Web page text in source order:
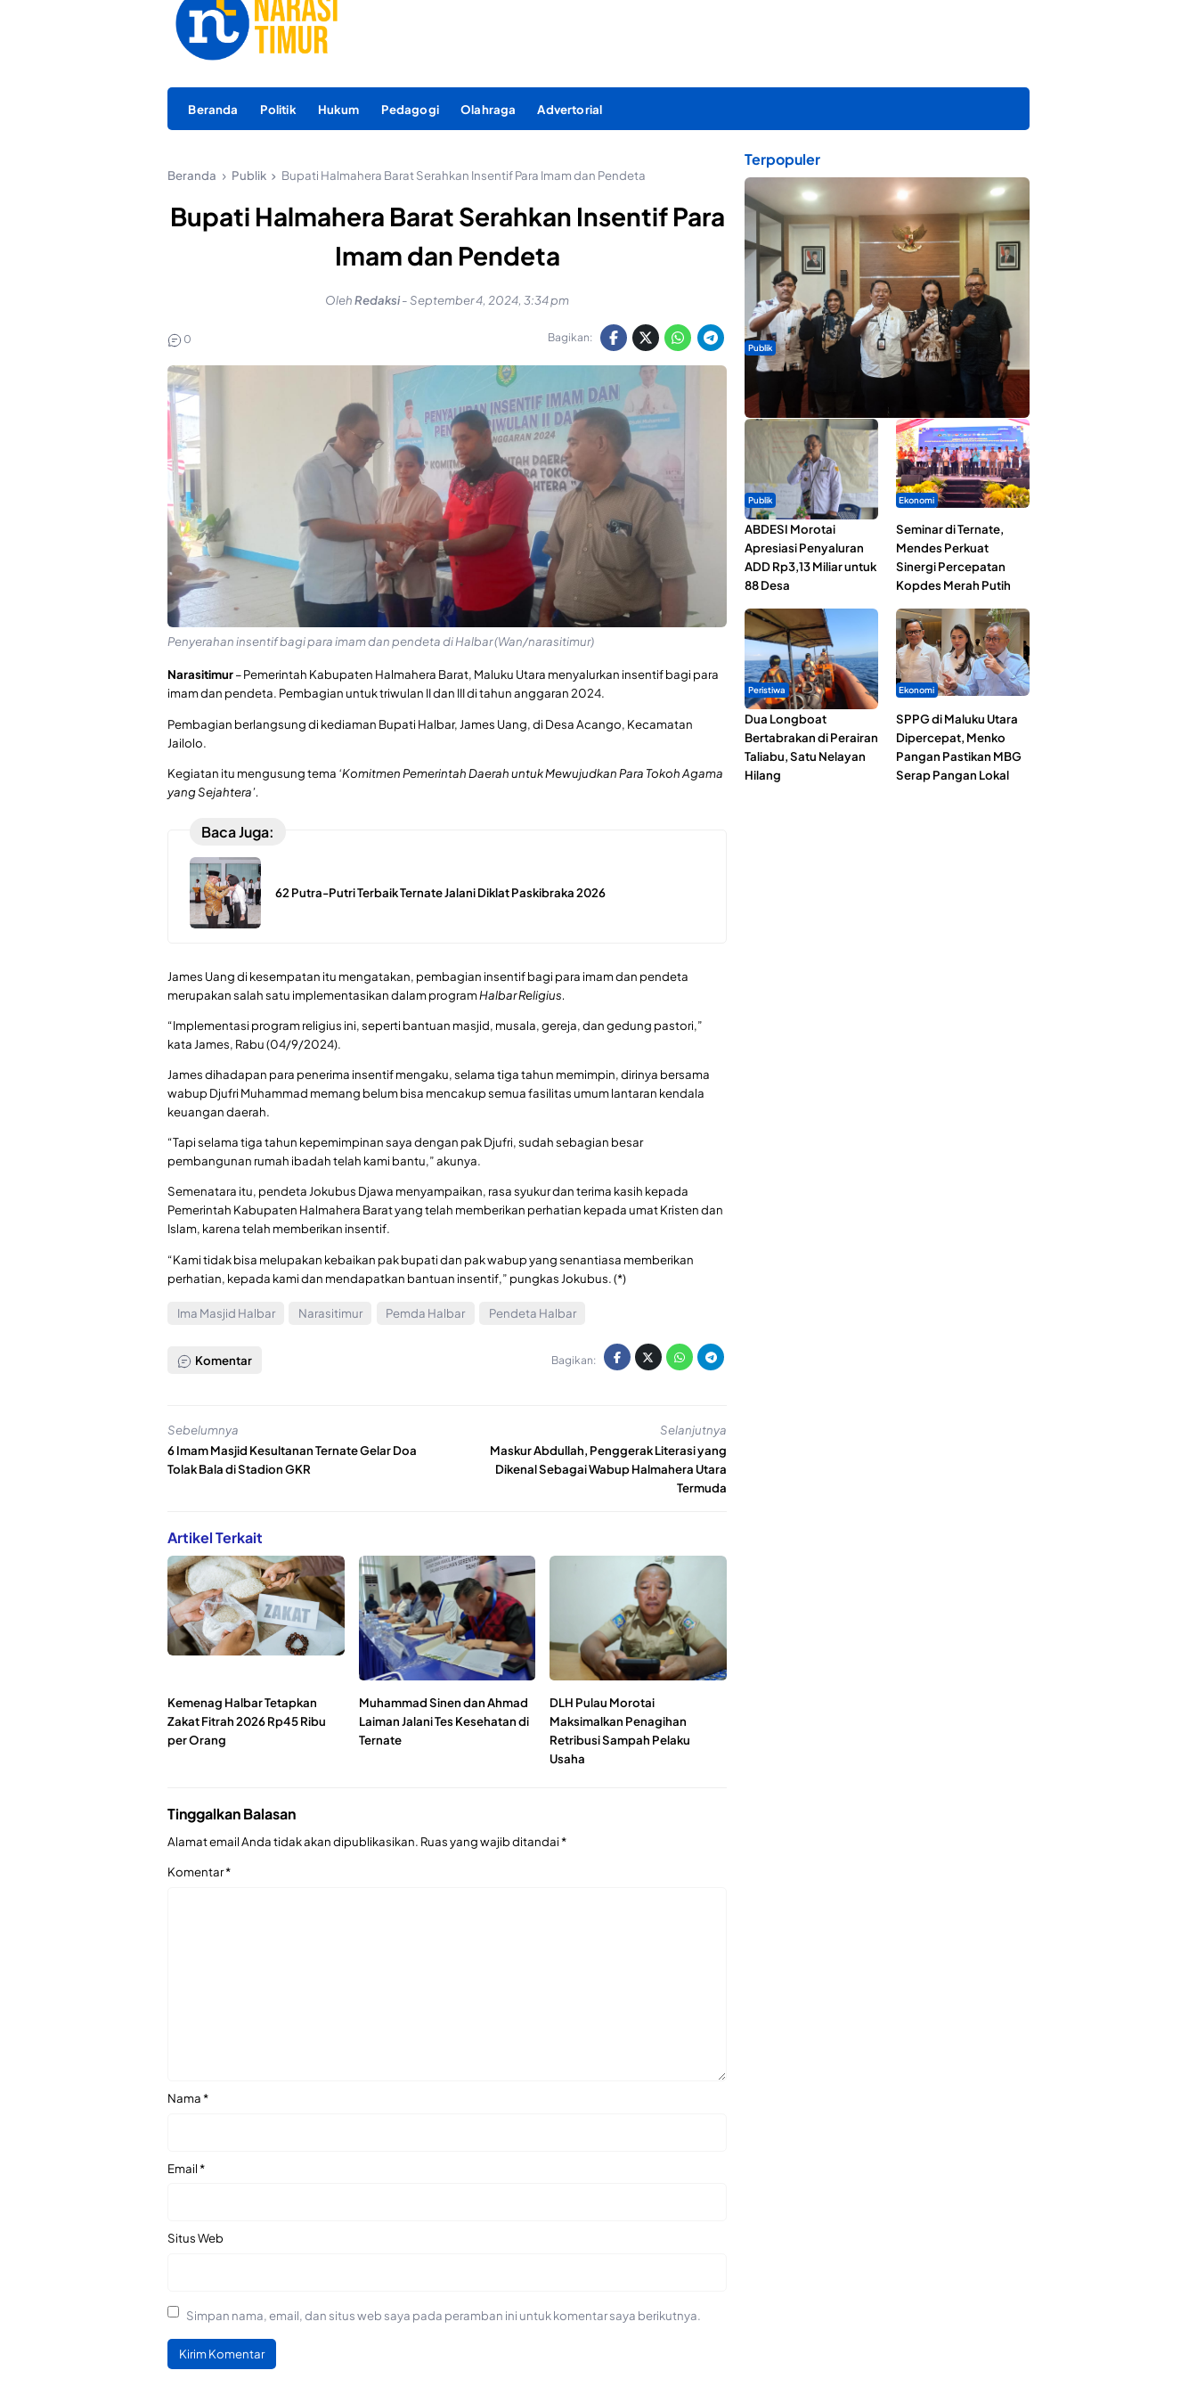
Beranda Politik Hukum Pedagogi Olahraga Advertorial
Beranda Publik Bupati Halmahera Barat Serahkan Insentif Para Imam dan Pendeta
Bupati Halmahera Barat Serahkan Insentif Para
Imam dan Pendeta
OlehRedaksi-September 4, 2024, 3:34 pm
0 Bagikan:
Penyerahan insentif bagi para imam dan pendeta di Halbar (Wan/narasitimur)
Narasitimur– Pemerintah Kabupaten Halmahera Barat, Maluku Utara menyalurkan insentif bagi para
imam dan pendeta. Pembagian untuk triwulan II dan III di tahun anggaran 2024.
Pembagian berlangsung di kediaman Bupati Halbar, James Uang, di Desa Acango, Kecamatan
Jailolo.
Kegiatan itu mengusung tema ‘Komitmen Pemerintah Daerah untuk Mewujudkan Para Tokoh Agama
yang Sejahtera’.
Baca Juga:
62 Putra-Putri Terbaik Ternate Jalani Diklat Paskibraka 2026
James Uang di kesempatan itu mengatakan, pembagian insentif bagi para imam dan pendeta
merupakan salah satu implementasikan dalam programHalbar Religius.
“Implementasi program religius ini, seperti bantuan masjid, musala, gereja, dan gedung pastori,”
kata James, Rabu (04/9/2024).
James dihadapan para penerima insentif mengaku, selama tiga tahun memimpin, dirinya bersama
wabup Djufri Muhammad memang belum bisa mencakup semua fasilitas umum lantaran kendala
keuangan daerah.
“Tapi selama tiga tahun kepemimpinan saya dengan pak Djufri, sudah sebagian besar
pembangunan rumah ibadah telah kami bantu,” akunya.
Semenatara itu, pendeta Jokubus Djawa menyampaikan, rasa syukur dan terima kasih kepada
Pemerintah Kabupaten Halmahera Barat yang telah memberikan perhatian kepada umat Kristen dan
Islam, karena telah memberikan insentif.
“Kami tidak bisa melupakan kebaikan pak bupati dan pak wabup yang senantiasa memberikan
perhatian, kepada kami dan mendapatkan bantuan insentif,” pungkas Jokubus. (*)
Ima Masjid Halbar Narasitimur Pemda Halbar Pendeta Halbar
Komentar Bagikan:
Sebelumnya
6 Imam Masjid Kesultanan Ternate Gelar Doa
Tolak Bala di Stadion GKR
Selanjutnya
Maskur Abdullah, Penggerak Literasi yang
Dikenal Sebagai Wabup Halmahera Utara
Termuda
Artikel Terkait
Kemenag Halbar Tetapkan
Zakat Fitrah 2026 Rp45 Ribu
per Orang
Muhammad Sinen dan Ahmad
Laiman Jalani Tes Kesehatan di
Ternate
DLH Pulau Morotai
Maksimalkan Penagihan
Retribusi Sampah Pelaku
Usaha
Tinggalkan Balasan
Alamat email Anda tidak akan dipublikasikan. Ruas yang wajib ditandai*
Komentar*
Nama*
Email*
Situs Web
Simpan nama, email, dan situs web saya pada peramban ini untuk komentar saya berikutnya.
Terpopuler
Publik
Dua Talenta Muda Ternate Wakili Maluku Utara di
Gita Bahana Nusantara 2026
Publik
ABDESI Morotai
Apresiasi Penyaluran
ADD Rp3,13 Miliar untuk
88 Desa
Ekonomi
Seminar di Ternate,
Mendes Perkuat
Sinergi Percepatan
Kopdes Merah Putih
Peristiwa
Dua Longboat
Bertabrakan di Perairan
Taliabu, Satu Nelayan
Hilang
Ekonomi
SPPG di Maluku Utara
Dipercepat, Menko
Pangan Pastikan MBG
Serap Pangan Lokal